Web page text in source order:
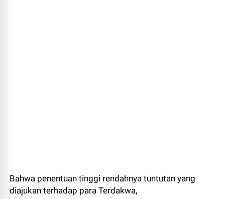
Bahwa penentuan tinggi rendahnya tuntutan yang
diajukan terhadap para Terdakwa,